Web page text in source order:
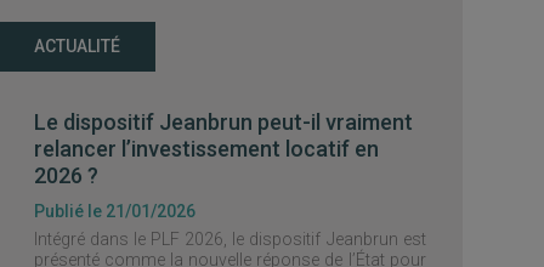
ACTUALITÉ
Le dispositif Jeanbrun peut-il vraiment
relancer l’investissement locatif en
2026 ?
Publié le 21/01/2026
Intégré dans le PLF 2026, le dispositif Jeanbrun est
présenté comme la nouvelle réponse de l’État pour